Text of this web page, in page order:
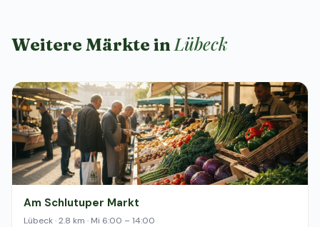
Weitere Märkte inLübeck
Am Schlutuper Markt
Lübeck · 2.8 km · Mi 6:00 – 14:00